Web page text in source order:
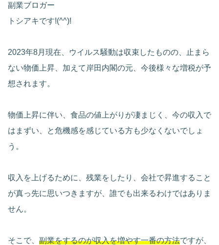
副業ブロガー
トシアキです!(^^)!
2023年8月現在、ウイルス騒動は収束したものの、止まら
ない物価上昇、加えて岸田内閣の元、今後様々な増税が予
想されます。
物価上昇に伴い、食品の値上がりが凄まじく、今の収入で
はまずい、と危機感を感じている方も少なくないでしょ
う。
収入を上げるために、残業をしたり、会社で昇進すること
が真っ先に思いつきますが、誰でも出来るわけではありま
せん。
そこで、 副業をするのが収入を増やす一番の方法ですが、